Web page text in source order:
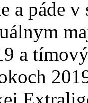
a páde
a